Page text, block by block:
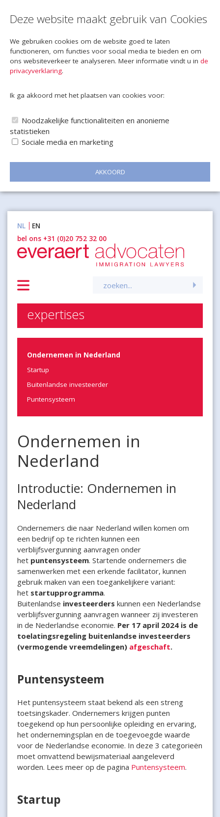
Deze website maakt gebruik van Cookies
We gebruiken cookies om de website goed te laten
functioneren, om functies voor social media te bieden en om
ons websiteverkeer te analyseren. Meer informatie vindt u in de
privacyverklaring.
Ik ga akkoord met het plaatsen van cookies voor:
Noodzakelijke functionaliteiten en anonieme
statistieken
Sociale media en marketing
AKKOORD
inhoud
NL
EN
bel ons +31 (0)20 752 32 00
Zoeken
expertises
Ondernemen in Nederland
Startup
Buitenlandse investeerder
Puntensysteem
Ondernemen in
Nederland
Introductie: Ondernemen in
Nederland
Ondernemers die naar Nederland willen komen om
een bedrijf op te richten kunnen een
verblijfsvergunning aanvragen onder
het puntensysteem. Startende ondernemers die
samenwerken met een erkende facilitator, kunnen
gebruik maken van een toegankelijkere variant:
het startupprogramma.
Buitenlandse investeerders kunnen een Nederlandse
verblijfsvergunning aanvragen wanneer zij investeren
in de Nederlandse economie. Per 17 april 2024 is de
toelatingsregeling buitenlandse investeerders
(vermogende vreemdelingen) afgeschaft.
Puntensysteem
Het puntensysteem staat bekend als een streng
toetsingskader. Ondernemers krijgen punten
toegekend op hun persoonlijke opleiding en ervaring,
het ondernemingsplan en de toegevoegde waarde
voor de Nederlandse economie. In deze 3 categorieën
moet omvattend bewijsmateriaal aangeleverd
worden. Lees meer op de pagina Puntensysteem.
Startup